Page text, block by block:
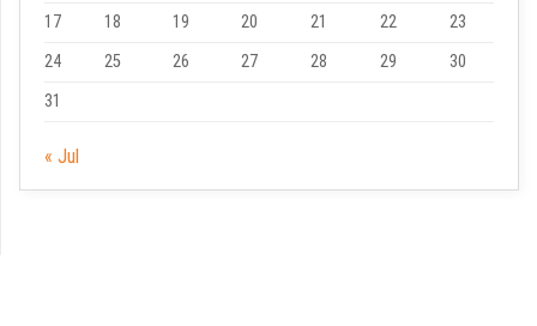
17
18 19 20 21 22
23
24
25 26 27 28 29
30
31
« Jul